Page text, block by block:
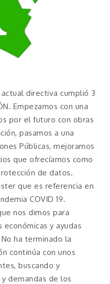
directiva cumplió 3
Empezamos con una
por el futuro con obras
pasamos a una
Públicas, mejoramos
que ofrecíamos como
de datos.
que es referencia en
COVID 19.
nos dimos para
y ayudas
ha terminado la
continúa con unos
buscando y
demandas de los